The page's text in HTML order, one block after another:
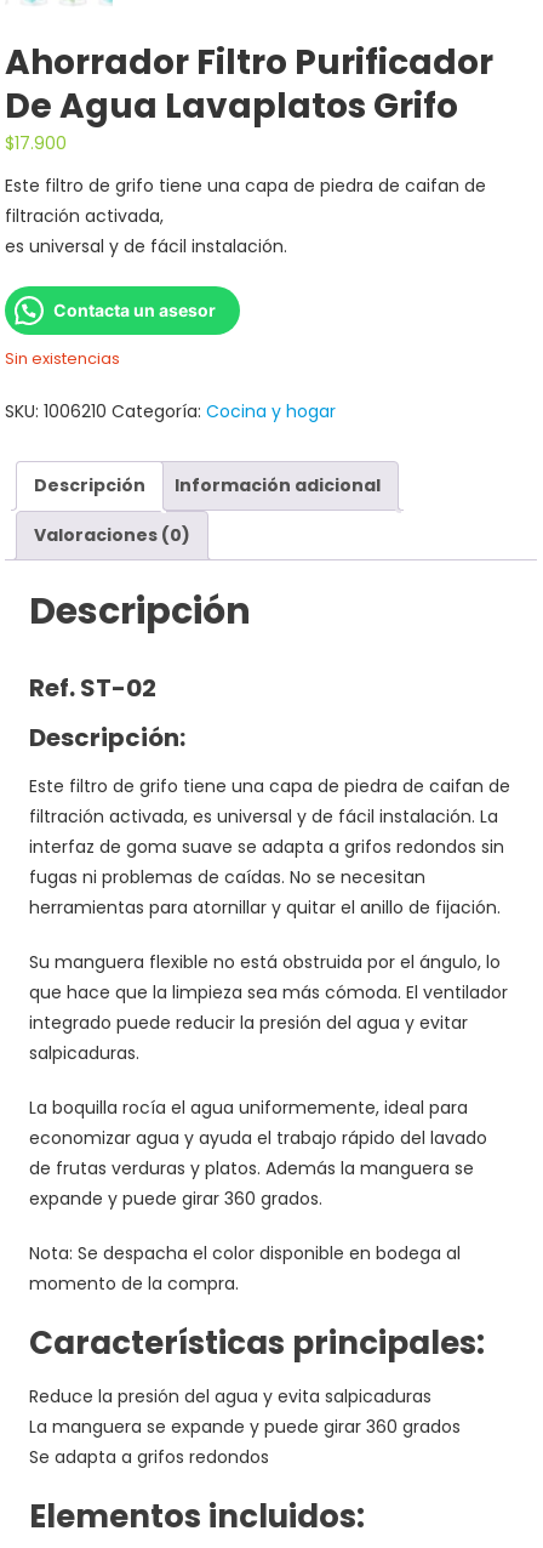
Ahorrador Filtro Purificador
De Agua Lavaplatos Grifo
$17.900
Este filtro de grifo tiene una capa de piedra de caifan de
filtración activada,
es universal y de fácil instalación.
Contacta un asesor
Sin existencias
SKU:1006210 Categoría:Cocina y hogar
Descripción Información adicional
Valoraciones (0)
Descripción
Ref. ST-02
Descripción:
Este filtro de grifo tiene una capa de piedra de caifan de
filtración activada, es universal y de fácil instalación. La
interfaz de goma suave se adapta a grifos redondos sin
fugas ni problemas de caídas. No se necesitan
herramientas para atornillar y quitar el anillo de fijación.
Su manguera flexible no está obstruida por el ángulo, lo
que hace que la limpieza sea más cómoda. El ventilador
integrado puede reducir la presión del agua y evitar
salpicaduras.
La boquilla rocía el agua uniformemente, ideal para
economizar agua y ayuda el trabajo rápido del lavado
de frutas verduras y platos. Además la manguera se
expande y puede girar 360 grados.
Nota: Se despacha el color disponible en bodega al
momento de la compra.
Características principales:
Reduce la presión del agua y evita salpicaduras
La manguera se expande y puede girar 360 grados
Se adapta a grifos redondos
Elementos incluidos: